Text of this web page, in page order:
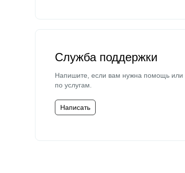
Служба поддержки
Напишите, если вам нужна помощь или
по услугам.
Написать